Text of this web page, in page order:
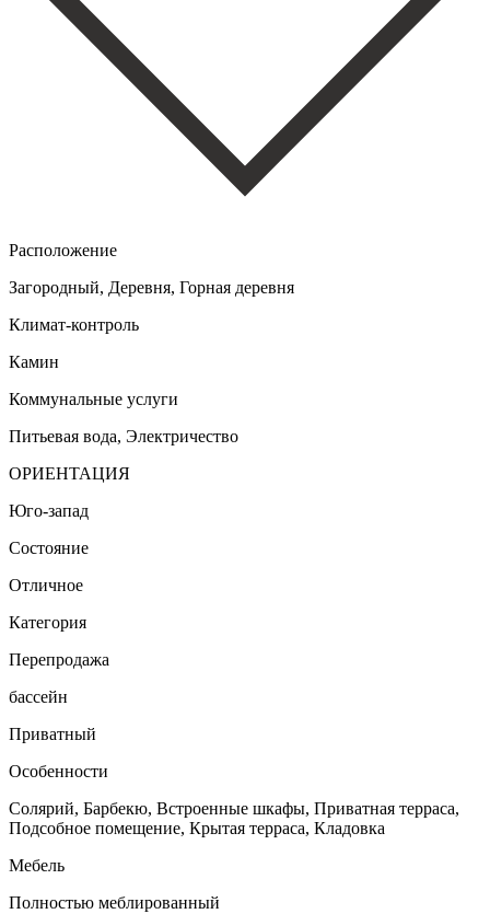
Расположение
Загородный, Деревня, Горная деревня
Климат-контроль
Камин
Коммунальные услуги
Питьевая вода, Электричество
ОРИЕНТАЦИЯ
Юго-запад
Состояние
Отличное
Категория
Перепродажа
бассейн
Приватный
Особенности
Солярий, Барбекю, Встроенные шкафы, Приватная терраса,
Подсобное помещение, Крытая терраса, Кладовка
Мебель
Полностью меблированный